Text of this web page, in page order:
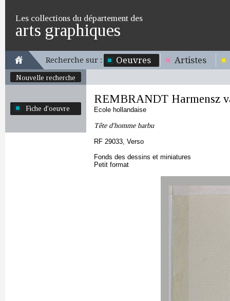
Les collections du département des
arts graphiques
Recherche sur : Oeuvres Artistes
Nouvelle recherche
Fiche d'oeuvre
REMBRANDT Harmensz
Ecole hollandaise
Tête d'homme barbu
RF 29033, Verso
Fonds des dessins et miniatures
Petit format